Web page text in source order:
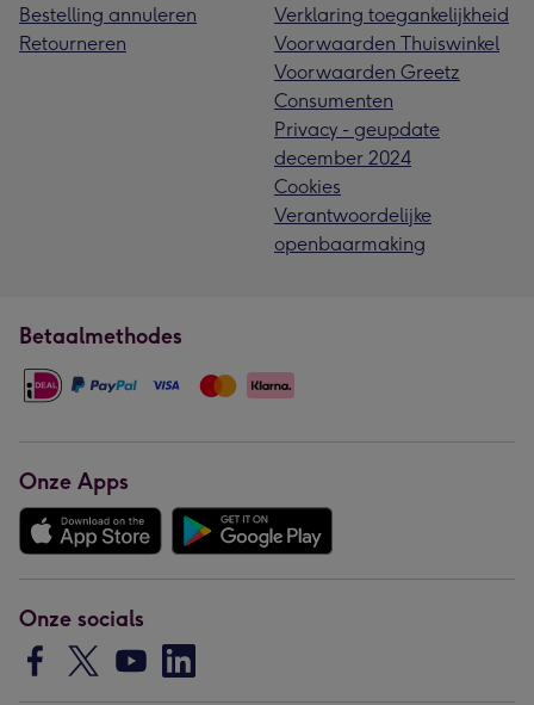
Bestelling annuleren
Retourneren
Verklaring toegankelijkheid
Voorwaarden Thuiswinkel
Voorwaarden Greetz
Consumenten
Privacy - geupdate
december 2024
Cookies
Verantwoordelijke
openbaarmaking
Betaalmethodes
Onze Apps
Onze socials